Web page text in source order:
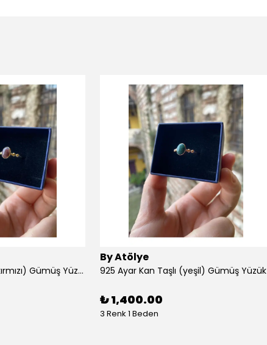
925 Ayar Kan Taşlı (kırmızı) Gümüş Yüzük
By Atölye
925 Ayar Kan Taşlı (yeşil) Gümüş Yüzük
₺ 1,400.00
3 Renk 1 Beden